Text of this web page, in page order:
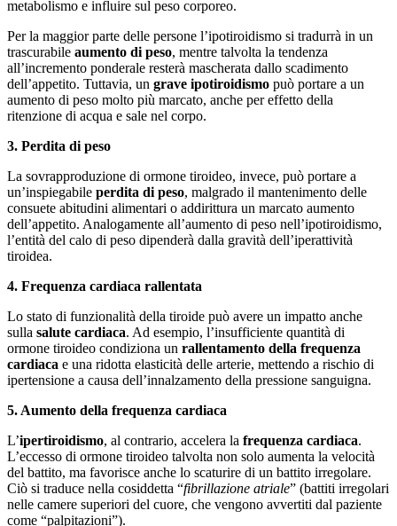
metabolismo e influire sul peso corporeo.
Per la maggior parte delle persone l’ipotiroidismo si tradurrà in un
trascurabile aumento di peso, mentre talvolta la tendenza
all’incremento ponderale resterà mascherata dallo scadimento
dell’appetito. Tuttavia, un grave ipotiroidismo può portare a un
aumento di peso molto più marcato, anche per effetto della
ritenzione di acqua e sale nel corpo.
3. Perdita di peso
La sovrapproduzione di ormone tiroideo, invece, può portare a
un’inspiegabile perdita di peso, malgrado il mantenimento delle
consuete abitudini alimentari o addirittura un marcato aumento
dell’appetito. Analogamente all’aumento di peso nell’ipotiroidismo,
l’entità del calo di peso dipenderà dalla gravità dell’iperattività
tiroidea.
4. Frequenza cardiaca rallentata
Lo stato di funzionalità della tiroide può avere un impatto anche
sulla salute cardiaca. Ad esempio, l’insufficiente quantità di
ormone tiroideo condiziona un rallentamento della frequenza
cardiaca e una ridotta elasticità delle arterie, mettendo a rischio di
ipertensione a causa dell’innalzamento della pressione sanguigna.
5. Aumento della frequenza cardiaca
L’ipertiroidismo, al contrario, accelera la frequenza cardiaca.
L’eccesso di ormone tiroideo talvolta non solo aumenta la velocità
del battito, ma favorisce anche lo scaturire di un battito irregolare.
Ciò si traduce nella cosiddetta “fibrillazione atriale” (battiti irregolari
nelle camere superiori del cuore, che vengono avvertiti dal paziente
come “palpitazioni”).